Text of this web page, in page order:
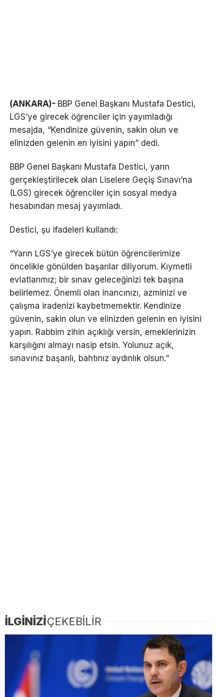
(ANKARA)- BBP Genel Başkanı Mustafa Destici,
LGS’ye girecek öğrenciler için yayımladığı
mesajda, “Kendinize güvenin, sakin olun ve
elinizden gelenin en iyisini yapın” dedi.
BBP Genel Başkanı Mustafa Destici, yarın
gerçekleştirilecek olan Liselere Geçiş Sınavı’na
(LGS) girecek öğrenciler için sosyal medya
hesabından mesaj yayımladı.
Destici, şu ifadeleri kullandı:
“Yarın LGS’ye girecek bütün öğrencilerimize
öncelikle gönülden başarılar diliyorum. Kıymetli
evlatlarımız; bir sınav geleceğinizi tek başına
belirlemez. Önemli olan inancınızı, azminizi ve
çalışma iradenizi kaybetmemektir. Kendinize
güvenin, sakin olun ve elinizden gelenin en iyisini
yapın. Rabbim zihin açıklığı versin, emeklerinizin
karşılığını almayı nasip etsin. Yolunuz açık,
sınavınız başarılı, bahtınız aydınlık olsun.”
İLGİNİZİÇEKEBİLİR